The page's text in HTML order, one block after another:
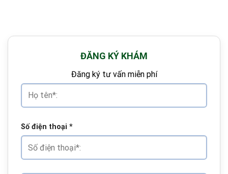
ĐĂNG KÝ KHÁM
Đăng ký tư vấn miễn phí
Số điện thoại *